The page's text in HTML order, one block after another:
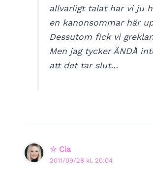
allvarligt talat har vi ju
en kanonsommar här
Dessutom fick vi
Men jag tycker ÄNDÅ
att det tar slut…
☆ Cia
2011/09/28 kl. 20:04